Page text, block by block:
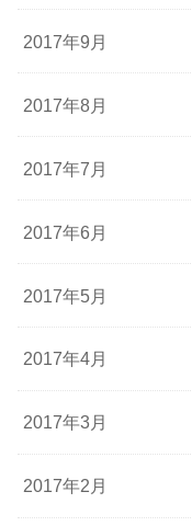
2017年9月
2017年8月
2017年7月
2017年6月
2017年5月
2017年4月
2017年3月
2017年2月